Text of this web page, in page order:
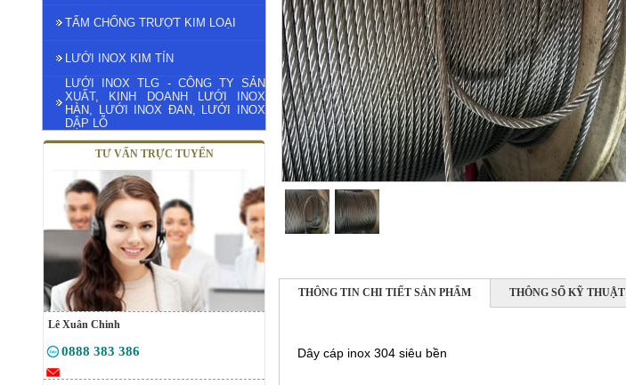
TẤM CHỐNG TRƯỢT KIM LOẠI
LƯỚI INOX KIM TÍN
LƯỚI INOX TLG - CÔNG TY SẢN
XUẤT, KINH DOANH LƯỚI INOX
HÀN, LƯỚI INOX ĐAN, LƯỚI INOX
DẬP LỖ
TƯ VẤN TRỰC TUYẾN
Lê Xuân Chinh
0888 383 386
THÔNG TIN CHI TIẾT SẢN PHẨM THÔNG SỐ KỸ THUẬT
Dây cáp inox 304 siêu bền